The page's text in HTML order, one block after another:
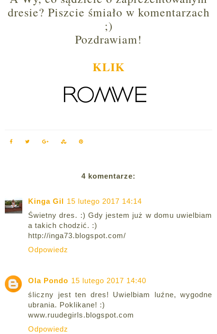
dresie? Piszcie śmiało w komentarzach
;)
Pozdrawiam!
KLIK
4 komentarze:
Kinga Gil
15 lutego 2017 14:14
Świetny dres. :) Gdy jestem już w domu uwielbiam
a takich chodzić. :)
http://inga73.blogspot.com/
Odpowiedz
Ola Pondo 15 lutego 2017 14:40
śliczny jest ten dres! Uwielbiam luźne, wygodne
ubrania. Poklikane! :)
www.ruudegirls.blogspot.com
Odpowiedz